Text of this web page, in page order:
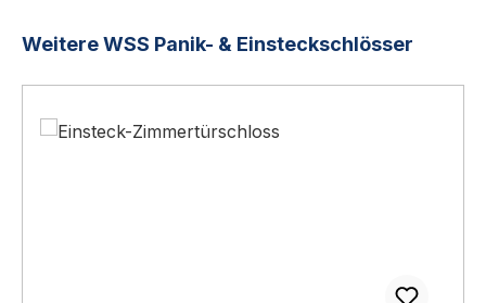
Produktgalerie überspringen
Weitere WSS Panik- & Einsteckschlösser